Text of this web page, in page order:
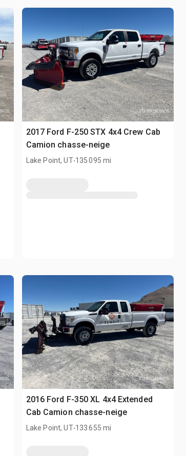
2017 Ford F-250 STX 4x4 Crew Cab
Camion chasse-neige
Lake Point, UT.135 095 mi
2016 Ford F-350 XL 4x4 Extended
Cab Camion chasse-neige
Lake Point, UT.133 655 mi